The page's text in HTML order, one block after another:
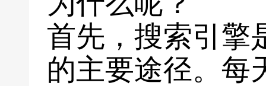
首先，搜索引擎
的主要途径。每